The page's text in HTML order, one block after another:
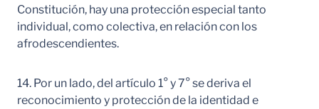
Constitución, hay una protección especial tanto
individual, como colectiva, en relación con los
afrodescendientes.
14. Por un lado, del artículo 1° y 7° se deriva el
reconocimiento y protección de la identidad e